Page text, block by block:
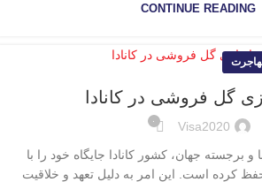
CONTINUE READING
گل فروشی در کانادا
Visa2020 ۰
برجسته جهان، کشور کانادا جایگاه خود را با
کرده است. این امر به دلیل تعهد و خلاقیت